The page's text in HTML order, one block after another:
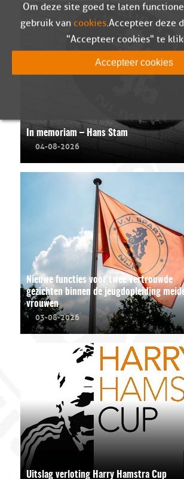
In memoriam – Hans Stam
04-08-2026
Nieuwe functies voor twee vertrouwde
gezichten binnen de jeugdopleiding
vrouwen
03-08-2026
Uitslag verloting Harry Hamstra Cup
Om deze site goed te laten
gebruik van cookies. Accepteer deze
"Accepteer cookies" te
Accepteer cookies